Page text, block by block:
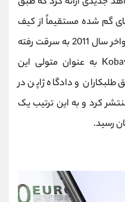
گم شده مستقیماً از کیف
پول ارزهای دیجیتال Mt. Gox از اواخر سال 2011 به سرقت رفته
اند." در اواخر سال 2021، Kobayashi به عنوان متولی این
طلبکاران و دادگاه ژاپن در
کرد و به این ترتیب یک
رسید.